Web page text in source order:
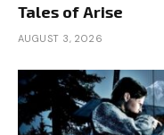
Tales of Arise
AUGUST 3, 2026